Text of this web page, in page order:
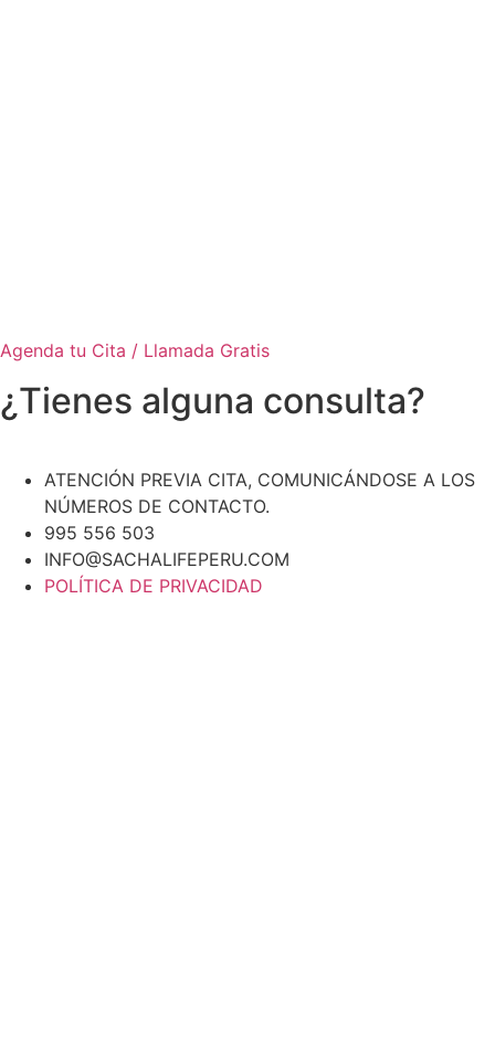
Agenda tu Cita / Llamada Gratis
¿Tienes alguna consulta?
ATENCIÓN PREVIA CITA, COMUNICÁNDOSE A LOS
NÚMEROS DE CONTACTO.
995 556 503
INFO@SACHALIFEPERU.COM
POLÍTICA DE PRIVACIDAD